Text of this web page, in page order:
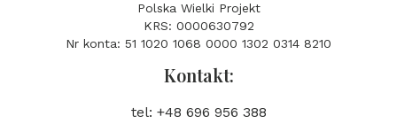
Polska Wielki Projekt
KRS: 0000630792
Nr konta: 51 1020 1068 0000 1302 0314 8210
Kontakt:
tel: +48 696 956 388